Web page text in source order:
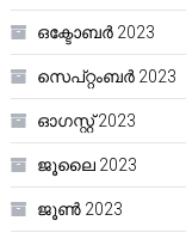
ഒക്ടോബർ 2023
സെപ്റ്റംബർ 2023
ഓഗസ്റ്റ്‌ 2023
ജൂലൈ 2023
ജൂൺ 2023